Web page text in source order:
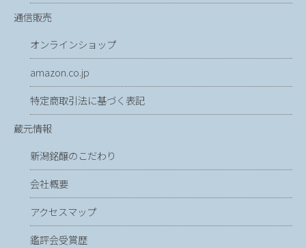
通信販売
オンラインショップ
amazon.co.jp
特定商取引法に基づく表記
蔵元情報
新潟銘醸のこだわり
会社概要
アクセスマップ
鑑評会受賞歴